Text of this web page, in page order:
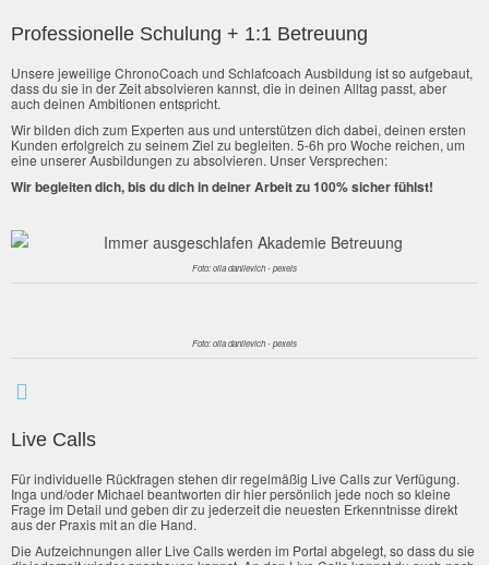
Professionelle Schulung + 1:1 Betreuung
Unsere jeweilige ChronoCoach und Schlafcoach Ausbildung ist so aufgebaut,
dass du sie in der Zeit absolvieren kannst, die in deinen Alltag passt, aber
auch deinen Ambitionen entspricht.
Wir bilden dich zum Experten aus und unterstützen dich dabei, deinen ersten
Kunden erfolgreich zu seinem Ziel zu begleiten. 5-6h pro Woche reichen, um
eine unserer Ausbildungen zu absolvieren. Unser Versprechen:
Wir begleiten dich, bis du dich in deiner Arbeit zu 100% sicher fühlst!
Foto: olia danilevich - pexels
Foto: olia danilevich - pexels
Live Calls
Für individuelle Rückfragen stehen dir regelmäßig Live Calls zur Verfügung.
Inga und/oder Michael beantworten dir hier persönlich jede noch so kleine
Frage im Detail und geben dir zu jederzeit die neuesten Erkenntnisse direkt
aus der Praxis mit an die Hand.
Die Aufzeichnungen aller Live Calls werden im Portal abgelegt, so dass du sie